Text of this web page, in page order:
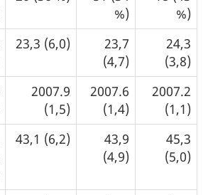
%)
%)
23,3 (6,0)
23,7
(4,7)
24,3
(3,8)
2007.9
(1,5)
2007.6
(1,4)
2007.2
(1,1)
43,1 (6,2)
43,9
(4,9)
45,3
(5,0)